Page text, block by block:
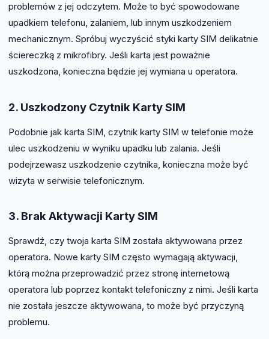
problemów z jej odczytem. Może to być spowodowane
upadkiem telefonu, zalaniem, lub innym uszkodzeniem
mechanicznym. Spróbuj wyczyścić styki karty SIM delikatnie
ściereczką z mikrofibry. Jeśli karta jest poważnie
uszkodzona, konieczna będzie jej wymiana u operatora.
2. Uszkodzony Czytnik Karty SIM
Podobnie jak karta SIM, czytnik karty SIM w telefonie może
ulec uszkodzeniu w wyniku upadku lub zalania. Jeśli
podejrzewasz uszkodzenie czytnika, konieczna może być
wizyta w serwisie telefonicznym.
3. Brak Aktywacji Karty SIM
Sprawdź, czy twoja karta SIM została aktywowana przez
operatora. Nowe karty SIM często wymagają aktywacji,
którą można przeprowadzić przez stronę internetową
operatora lub poprzez kontakt telefoniczny z nimi. Jeśli karta
nie została jeszcze aktywowana, to może być przyczyną
problemu.